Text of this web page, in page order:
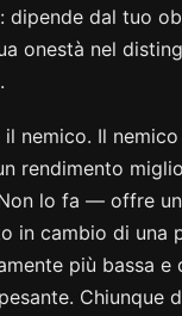
dipende dal tuo
onestà nel
nemico. Il nemico
rendimento
lo fa — offre
in cambio di una
più bassa e
Chiunque